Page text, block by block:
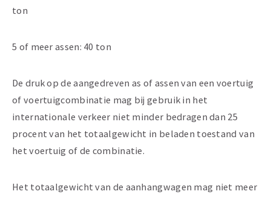
ton
5 of meer assen: 40 ton
De druk op de aangedreven as of assen van een voertuig
of voertuigcombinatie mag bij gebruik in het
internationale verkeer niet minder bedragen dan 25
procent van het totaalgewicht in beladen toestand van
het voertuig of de combinatie.
Het totaalgewicht van de aanhangwagen mag niet meer